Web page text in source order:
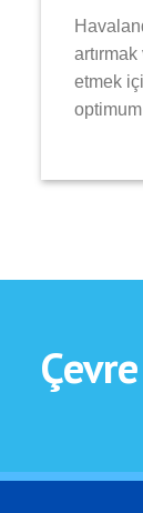
etmek